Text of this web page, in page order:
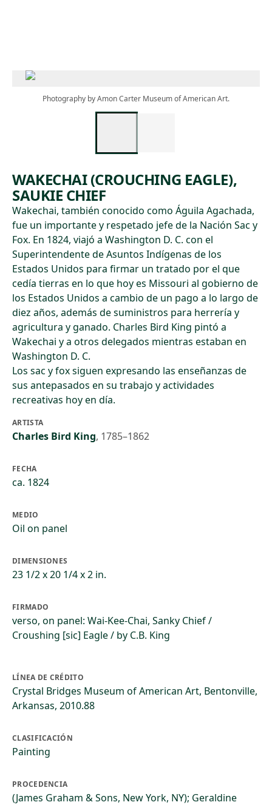
Photography by Amon Carter Museum of American Art.
WAKECHAI (CROUCHING EAGLE),
SAUKIE CHIEF
Wakechai, también conocido como Águila Agachada,
fue un importante y respetado jefe de la Nación Sac y
Fox. En 1824, viajó a Washington D. C. con el
Superintendente de Asuntos Indígenas de los
Estados Unidos para firmar un tratado por el que
cedía tierras en lo que hoy es Missouri al gobierno de
los Estados Unidos a cambio de un pago a lo largo de
diez años, además de suministros para herrería y
agricultura y ganado. Charles Bird King pintó a
Wakechai y a otros delegados mientras estaban en
Washington D. C.
Los sac y fox siguen expresando las enseñanzas de
sus antepasados en su trabajo y actividades
recreativas hoy en día.
ARTISTA
Charles Bird King, 1785–1862
FECHA
ca. 1824
MEDIO
Oil on panel
DIMENSIONES
23 1/2 x 20 1/4 x 2 in.
FIRMADO
verso, on panel: Wai-Kee-Chai, Sanky Chief /
Croushing [sic] Eagle / by C.B. King
LÍNEA DE CRÉDITO
Crystal Bridges Museum of American Art, Bentonville,
Arkansas, 2010.88
CLASIFICACIÓN
Painting
PROCEDENCIA
(James Graham & Sons, New York, NY); Geraldine